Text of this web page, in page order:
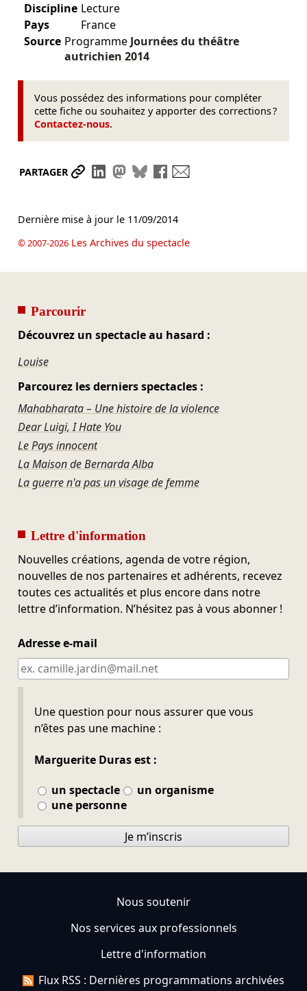
Discipline Lecture
Pays
France
Source Programme Journées du théâtre
autrichien 2014
Vous possédez des informations pour compléter
cette fiche ou souhaitez y apporter des corrections ?
Contactez-nous.
PARTAGER Partager le lien
Partager sur LinkedIn
Partager sur Mastodon
Partager sur Bluesky
Partager sur Facebook
Dernière mise à jour le 11/09/2014
© 2007-2026Les Archives du spectacle
Parcourir
Découvrez un spectacle au hasard :
Louise
Parcourez les derniers spectacles :
Mahabharata – Une histoire de la violence
Dear Luigi, I Hate You
Le Pays innocent
La Maison de Bernarda Alba
La guerre n'a pas un visage de femme
Lettre d'information
Nouvelles créations, agenda de votre région,
nouvelles de nos partenaires et adhérents, recevez
toutes ces actualités et plus encore dans notre
lettre d’information. N’hésitez pas à vous abonner !
Adresse e-mail
Une question pour nous assurer que vous
n’êtes pas une machine :
Marguerite Duras est :
un spectacle
un organisme
une personne
Ne pas remplir
Je m’inscris
Nous soutenir
Nos services aux professionnels
Lettre d'information
Flux RSS : Dernières programmations archivées